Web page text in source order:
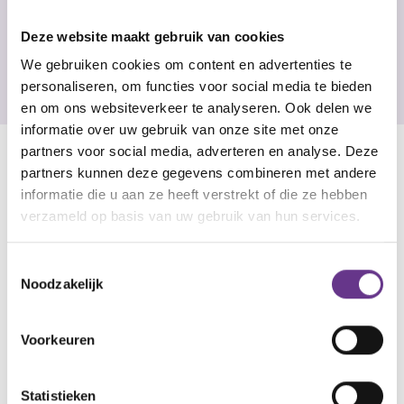
Deze website maakt gebruik van cookies
We gebruiken cookies om content en advertenties te
personaliseren, om functies voor social media te bieden
en om ons websiteverkeer te analyseren. Ook delen we
informatie over uw gebruik van onze site met onze
partners voor social media, adverteren en analyse. Deze
partners kunnen deze gegevens combineren met andere
informatie die u aan ze heeft verstrekt of die ze hebben
verzameld op basis van uw gebruik van hun services.
Noodzakelijk
Voorkeuren
Statistieken
eten we gezellig
buiten"